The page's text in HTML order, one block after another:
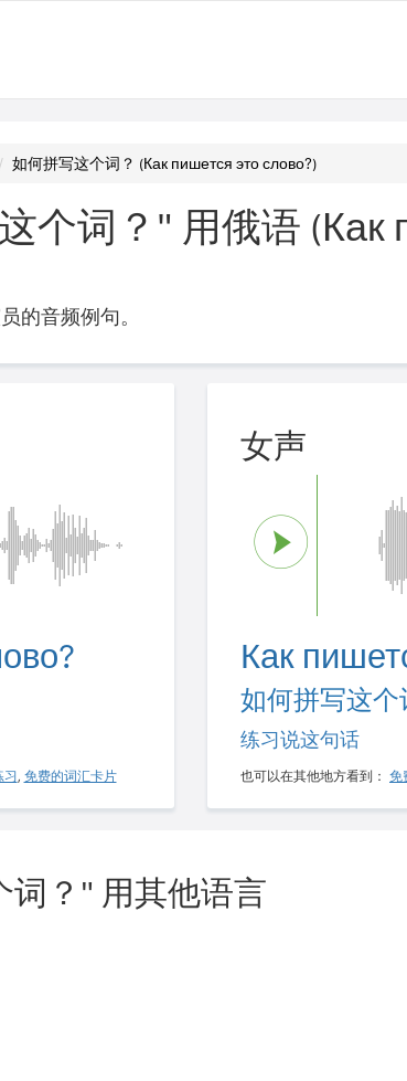
如何拼写这个词？ (Как пишется это слово?)
个词？" 用俄语 (Как
的音频例句。
习, 免费的词汇卡片
女声
Как
如何拼写这个
练习说这句话
也可以在其他地方看到： 免
？" 用其他语言